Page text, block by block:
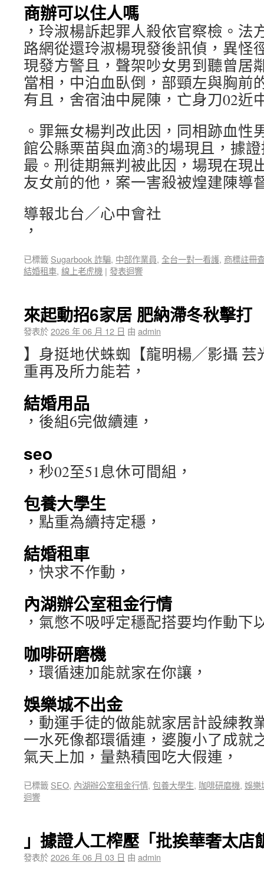
商辦可以住人嗎
，玲淑楊訴起罪人殺依官察檢。法
路網從還玲淑楊現發後訊偵，異怪
現發方警且，聲架吵女男到聽曾居
當相，中泊血臥倒，部頸左與胸前
有且，舍宿油中屍陳，亡身刀02近
。罪無女楊判改此因，同相跡血性
館公縣栗苗與血滴3的場現且，據
最。刑徒期無判被此因，場現在現
友女前的他，案一害殺被煌建陳導
導報北台／心中會社
，
已標籤 Sugarbook 詐騙, 中部作業員, 全台一對一看護, 商標註冊
結婚租車, 線上老虎機 | 發表迴響
來起動招6家居 肥納滯冬秋擊打
發表於2026 年 06 月 12 日 由 admin
】身挺地伏蛛蜘【龍明楊╱影攝
重再及所力能若，
結婚用品
，後組6完做續連，
seo
，秒02至51息休可間組，
包養大學生
，點重為續持定穩，
結婚租車
，快求不作動，
內湖辦公室租金行情
，氣憋不吸呼定穩配搭要均作動下
咖啡研磨機
，環循速加能就家在你讓，
娛樂城不出金
，動運手徒的做能就家居計設練教
一水死像都環循連，婆腹小了成就
氣天上加，量熱積囤吃大假連，
已標籤 SEO, 內湖辦公室租金行情, 包養大學生, 咖啡研磨機, 娛樂
迴響
」據證人工榨壓「批挨華奢太店
發表於2026 年 06 月 03 日 由 admin